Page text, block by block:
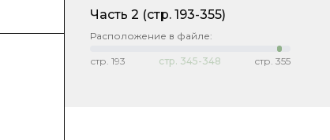
Часть 2 (стр. 193-355)
Расположение в файле:
стр. 193 стр. 345-348 стр. 355